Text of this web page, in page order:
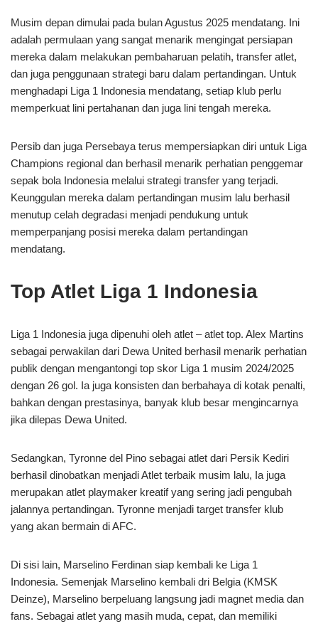
Musim depan dimulai pada bulan Agustus 2025 mendatang. Ini
adalah permulaan yang sangat menarik mengingat persiapan
mereka dalam melakukan pembaharuan pelatih, transfer atlet,
dan juga penggunaan strategi baru dalam pertandingan. Untuk
menghadapi Liga 1 Indonesia mendatang, setiap klub perlu
memperkuat lini pertahanan dan juga lini tengah mereka.
Persib dan juga Persebaya terus mempersiapkan diri untuk Liga
Champions regional dan berhasil menarik perhatian penggemar
sepak bola Indonesia melalui strategi transfer yang terjadi.
Keunggulan mereka dalam pertandingan musim lalu berhasil
menutup celah degradasi menjadi pendukung untuk
memperpanjang posisi mereka dalam pertandingan
mendatang.
Top Atlet Liga 1 Indonesia
Liga 1 Indonesia juga dipenuhi oleh atlet – atlet top. Alex Martins
sebagai perwakilan dari Dewa United berhasil menarik perhatian
publik dengan mengantongi top skor Liga 1 musim 2024/2025
dengan 26 gol. Ia juga konsisten dan berbahaya di kotak penalti,
bahkan dengan prestasinya, banyak klub besar mengincarnya
jika dilepas Dewa United.
Sedangkan, Tyronne del Pino sebagai atlet dari Persik Kediri
berhasil dinobatkan menjadi Atlet terbaik musim lalu, Ia juga
merupakan atlet playmaker kreatif yang sering jadi pengubah
jalannya pertandingan. Tyronne menjadi target transfer klub
yang akan bermain di AFC.
Di sisi lain, Marselino Ferdinan siap kembali ke Liga 1
Indonesia. Semenjak Marselino kembali dri Belgia (KMSK
Deinze), Marselino berpeluang langsung jadi magnet media dan
fans. Sebagai atlet yang masih muda, cepat, dan memiliki